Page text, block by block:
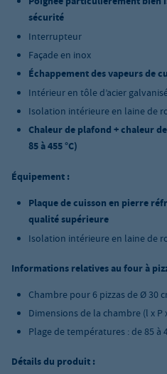
sécurité
Interrupteur
Façade en inox
Échappement des vapeurs de
Intérieur en tôle d’acier
Isolation intérieure en laine de
Chaleur de plafond + chaleur
85 à 455 °C)
Équipement :
Plaque de cuisson en pierre
qualité supérieure
Isolation intérieure en laine de
Informations relatives au four à
Chambre pour 6 pizzas de Ø 30
Dimensions de la chambre (l x P
Plage de températures : de 85 à
Détails du produit :